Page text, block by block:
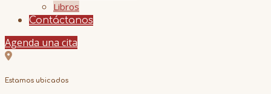
Libros
Contáctanos
Agenda una cita
Estamos ubicados